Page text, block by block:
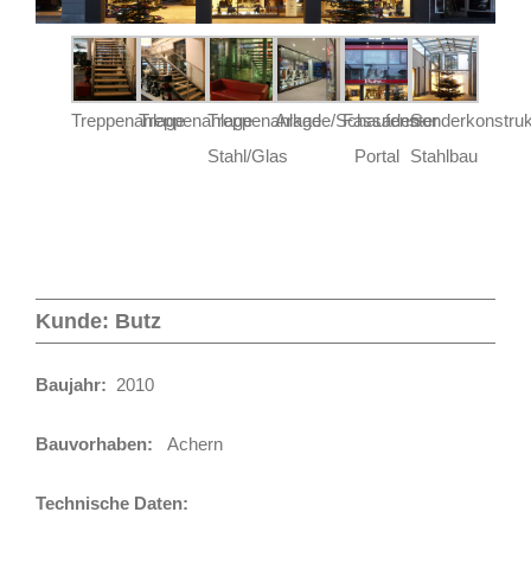
TreppenanlageTreppenanlageTreppenanlage
Stahl/Glas
Arkade/Schaufenster
Fassaden-
Portal
Stahlbau
Kunde: Butz
Baujahr: 2010
Bauvorhaben: Achern
Technische Daten: